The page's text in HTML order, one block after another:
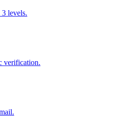
levels.
verification.